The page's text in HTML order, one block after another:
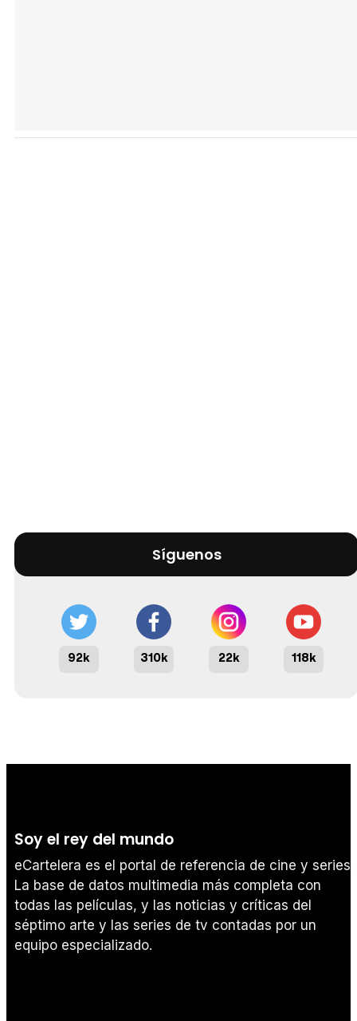
Síguenos
92k 310k 22k 118k
Soy el rey del mundo
eCartelera es el portal de referencia de cine y series.
La base de datos multimedia más completa con
todas las películas, y las noticias y críticas del
séptimo arte y las series de tv contadas por un
equipo especializado.